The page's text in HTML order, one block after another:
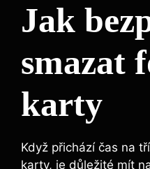
Jak
⁤smazat
karty
Když přichází čas na
karty, je důležité mít